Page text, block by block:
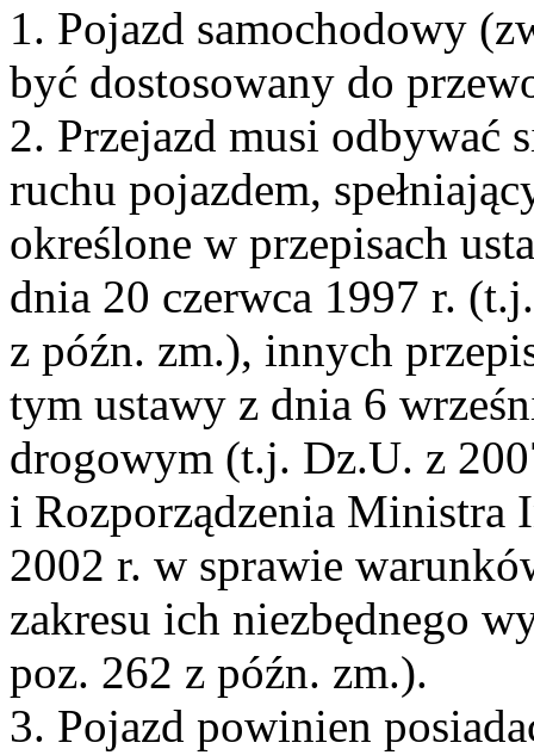
1. Pojazd samochodowy
być dostosowany do
2. Przejazd musi odbywać
ruchu pojazdem,
określone w przepisach
dnia 20 czerwca 1997 r.
z późn. zm.), innych
tym ustawy z dnia 6
drogowym (t.j. Dz.U. z
i Rozporządzenia Ministra
2002 r. w sprawie
zakresu ich niezbędnego
poz. 262 z późn. zm.).
3. Pojazd powinien